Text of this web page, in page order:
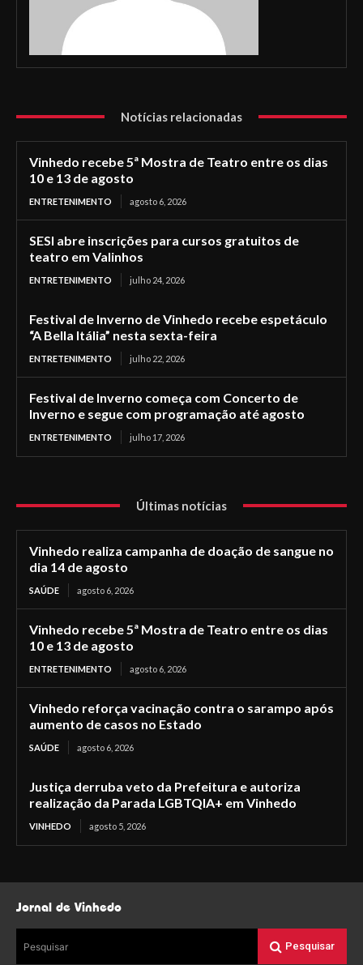
Notícias relacionadas
Vinhedo recebe 5ª Mostra de Teatro entre os dias
10 e 13 de agosto
ENTRETENIMENTO agosto 6, 2026
SESI abre inscrições para cursos gratuitos de
teatro em Valinhos
ENTRETENIMENTO julho 24, 2026
Festival de Inverno de Vinhedo recebe espetáculo
“A Bella Itália” nesta sexta-feira
ENTRETENIMENTO julho 22, 2026
Festival de Inverno começa com Concerto de
Inverno e segue com programação até agosto
ENTRETENIMENTO julho 17, 2026
Últimas notícias
Vinhedo realiza campanha de doação de sangue no
dia 14 de agosto
SAÚDE agosto 6, 2026
Vinhedo recebe 5ª Mostra de Teatro entre os dias
10 e 13 de agosto
ENTRETENIMENTO agosto 6, 2026
Vinhedo reforça vacinação contra o sarampo após
aumento de casos no Estado
SAÚDE agosto 6, 2026
Justiça derruba veto da Prefeitura e autoriza
realização da Parada LGBTQIA+ em Vinhedo
VINHEDO agosto 5, 2026
Jornal de Vinhedo
Pesquisar Pesquisar